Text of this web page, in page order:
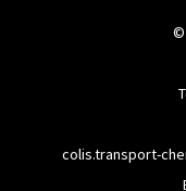
©
colis.transport-